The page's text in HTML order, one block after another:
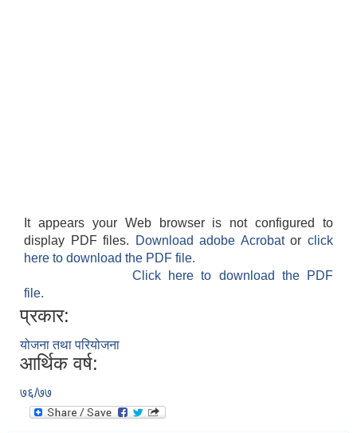
It appears your Web browser is not configured to
display PDF files.
Download adobe Acrobatorclick
here to download the PDF file.
Click here to download the PDF
file.
प्रकार:
योजना तथा परियोजना
आर्थिक वर्ष:
७६/७७